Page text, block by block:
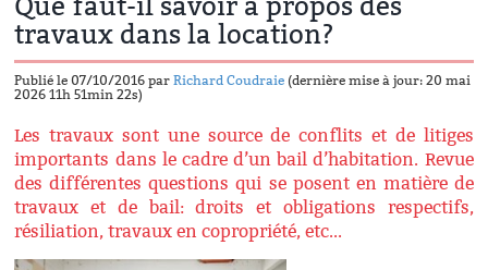
Que faut-il savoir à propos des
travaux dans la location?
Publié le 07/10/2016 parRichard Coudraie (dernière mise à jour: 20 mai
2026 11h 51min 22s)
Les travaux sont une source de conflits et de litiges
importants dans le cadre d’un bail d’habitation. Revue
des différentes questions qui se posent en matière de
travaux et de bail: droits et obligations respectifs,
résiliation, travaux en copropriété, etc...